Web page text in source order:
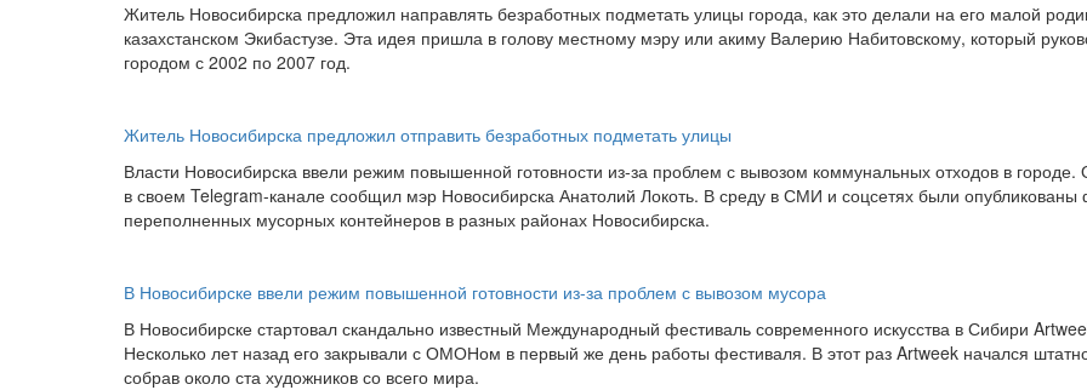
Житель Новосибирска предложил направлять безработных подметать улицы города, как это делали на его малой
казахстанском Экибастузе. Эта идея пришла в голову местному мэру или акиму Валерию Набитовскому, который
городом с 2002 по 2007 год.
Житель Новосибирска предложил отправить безработных подметать улицы
Власти Новосибирска ввели режим повышенной готовности из-за проблем с вывозом коммунальных отходов в городе.
в своем Telegram-канале сообщил мэр Новосибирска Анатолий Локоть. В среду в СМИ и соцсетях были опубликованы
переполненных мусорных контейнеров в разных районах Новосибирска.
В Новосибирске ввели режим повышенной готовности из-за проблем с вывозом мусора
В Новосибирске стартовал скандально известный Международный фестиваль современного искусства в Сибири
Несколько лет назад его закрывали с ОМОНом в первый же день работы фестиваля. В этот раз Artweek начался
собрав около ста художников со всего мира.